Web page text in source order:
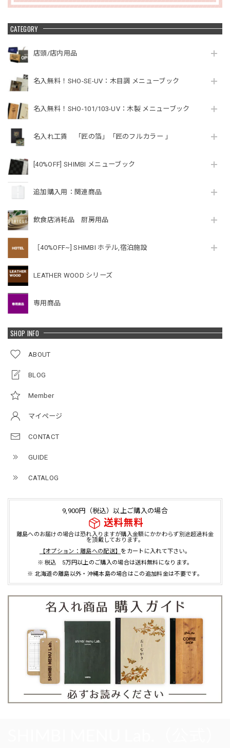
CATEGORY
店頭/店内用品
名入無料！SHO-SE-UV：木目調 メニューブック
名入無料！SHO-101/103-UV：木製 メニューブック
名入れ工賃 「匠の箔」「匠のフルカラー 」
[40%OFF] SHIMBI メニューブック
追加購入用：関連商品
飲食店消耗品 厨房用品
［40%OFF~] SHIMBI ホテル,宿泊施設
LEATHER WOOD シリーズ
専用商品
SHOP INFO
ABOUT
BLOG
Member
マイページ
CONTACT
GUIDE
CATALOG
9,900円（税込）以上ご購入の場合
送料無料
離島へのお届けの場合は恐れ入りますが購入金額にかかわらず別途超過料金
を頂戴しております。
【オプション：離島への配送】 をカートに入れて下さい。
※ 税込 5万円以上のご購入の場合は送料無料になります。
※ 北海道の離島以外・沖縄本島の場合はこの追加料金は不要です。